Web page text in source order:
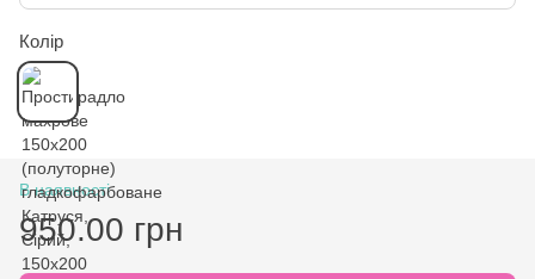
Колір
В наявності
950.00 грн